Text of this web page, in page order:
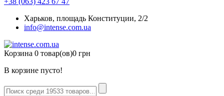
Харьков, площадь Конституции, 2/2
info@intense.com.ua
Корзина 0 товар(ов)0 грн
В корзине пусто!